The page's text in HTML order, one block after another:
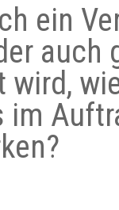
ein
auch
wird,
im